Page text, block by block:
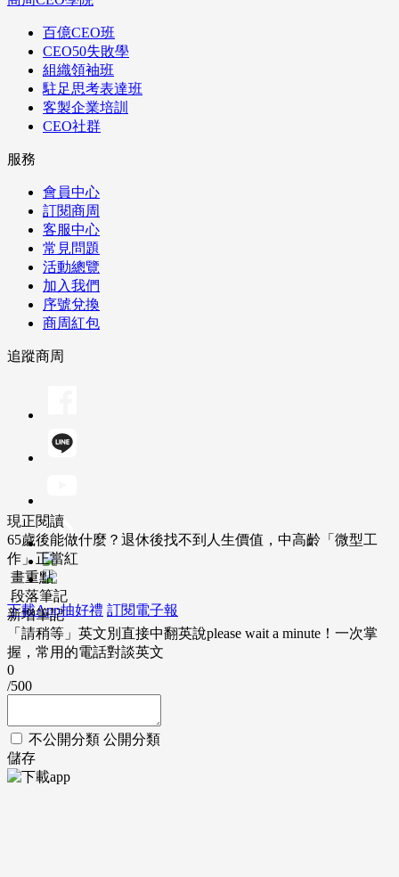
百億CEO班
CEO50失敗學
組織領袖班
駐足思考表達班
客製企業培訓
CEO社群
服務
會員中心
訂閱商周
客服中心
常見問題
活動總覽
加入我們
序號兌換
商周紅包
追蹤商周
下載App抽好禮 訂閱電子報
現正閱讀
65歲後能做什麼？退休後找不到人生價值，中高齡「微型工
作」正當紅
畫重點
段落筆記
新增筆記
「請稍等」英文別直接中翻英說please wait a minute！一次掌
握，常用的電話對談英文
0
/500
不公開分類 公開分類
儲存